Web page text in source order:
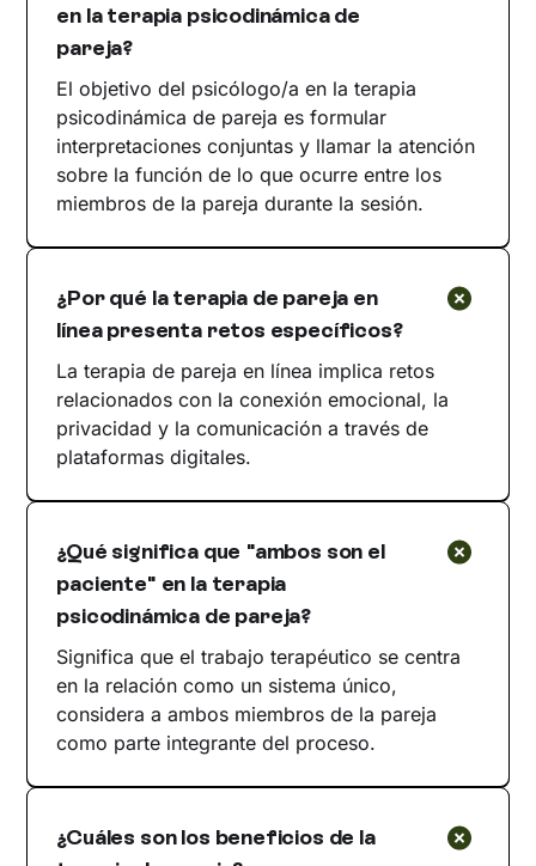
en la terapia psicodinámica de
pareja?
El objetivo del psicólogo/a en la terapia
psicodinámica de pareja es formular
interpretaciones conjuntas y llamar la atención
sobre la función de lo que ocurre entre los
miembros de la pareja durante la sesión.
¿Por qué la terapia de pareja en
línea presenta retos específicos?
La terapia de pareja en línea implica retos
relacionados con la conexión emocional, la
privacidad y la comunicación a través de
plataformas digitales.
¿Qué significa que "ambos son el
paciente" en la terapia
psicodinámica de pareja?
Significa que el trabajo terapéutico se centra
en la relación como un sistema único,
considera a ambos miembros de la pareja
como parte integrante del proceso.
¿Cuáles son los beneficios de la